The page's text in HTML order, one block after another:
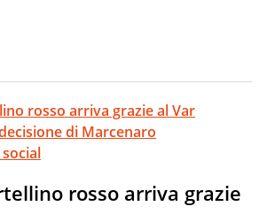
rosso arriva grazie al Var
di Marcenaro
rosso arriva grazie